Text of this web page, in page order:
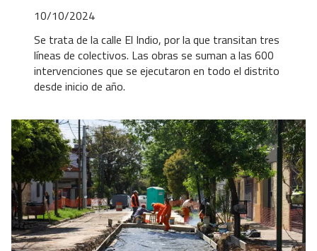
Se trata de la calle El Indio, por la que transitan tres
líneas de colectivos. Las obras se suman a las 600
intervenciones que se ejecutaron en todo el distrito
desde inicio de año.
10/10/2024